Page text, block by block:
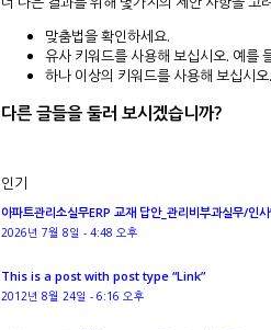
맞춤법을 확인하세요.
유사 키워드를 사용해 보십시오. 예를
하나 이상의 키워드를 사용해 보십시오.
다른 글들을 둘러 보시겠습니까?
인기
아파트관리소실무ERP 교재 답안_관리비부과실무/인사
2026년 7월 8일 - 4:48 오후
This is a post with post type “Link”
2012년 8월 24일 - 6:16 오후